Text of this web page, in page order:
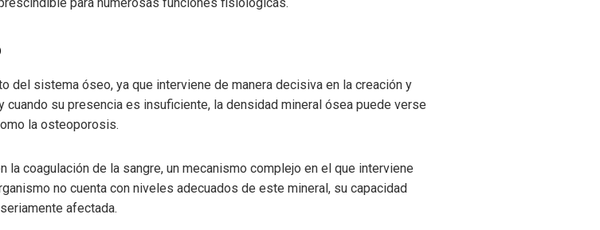
del sistema óseo, ya que interviene de manera decisiva en la creación y
su presencia es insuficiente, la densidad mineral ósea puede verse
la osteoporosis.
coagulación de la sangre, un mecanismo complejo en el que interviene
no cuenta con niveles adecuados de este mineral, su capacidad
afectada.